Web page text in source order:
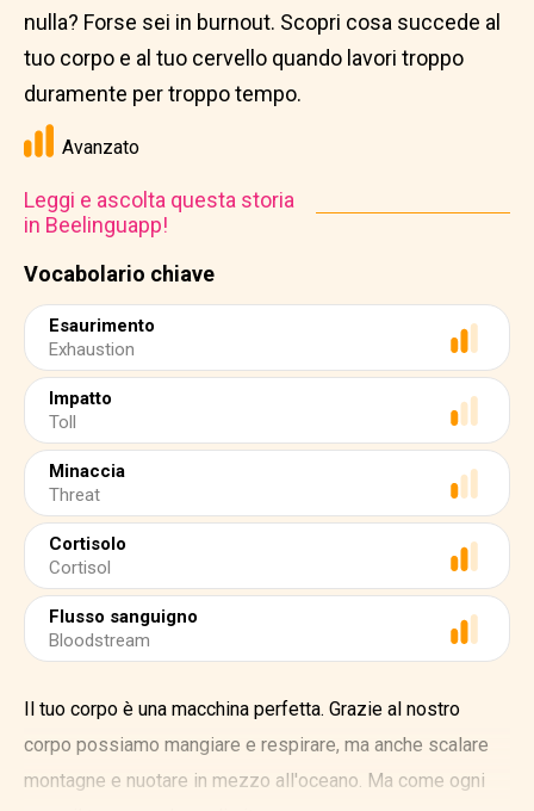
Vocabolario chiave
Esaurimento
Exhaustion
Impatto
Toll
Minaccia
Threat
Cortisolo
Cortisol
Flusso sanguigno
Bloodstream
nulla? Forse sei in burnout. Scopri cosa succede al
tuo corpo e al tuo cervello quando lavori troppo
duramente per troppo tempo.
Avanzato
Leggi e ascolta questa storia
in Beelinguapp!
Il tuo corpo è una macchina perfetta. Grazie al nostro
corpo possiamo mangiare e respirare, ma anche scalare
montagne e nuotare in mezzo all'oceano. Ma come ogni